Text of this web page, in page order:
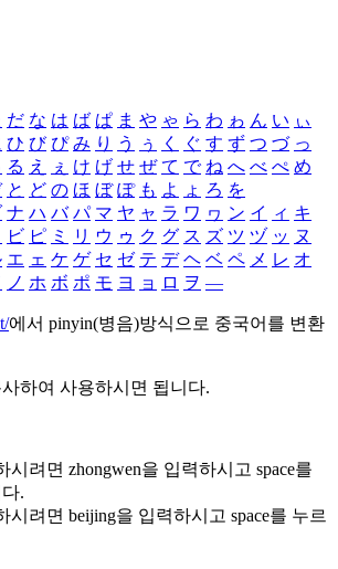
だ な は ば ぱ ま や ゃ ら わ ゎ ん い ぃ
ひ び ぴ み り う ぅ く ぐ す ず つ づ っ
る え ぇ け げ せ ぜ て で ね へ べ ぺ め
と ど の ほ ぼ ぽ も よ ょ ろ を
ナ ハ バ パ マ ヤ ャ ラ ワ ヮ ン イ ィ キ
ビ ピ ミ リ ウ ゥ ク グ ス ズ ツ ヅ ッ ヌ
エ ェ ケ ゲ セ ゼ テ デ ヘ ベ ペ メ レ オ
ノ ホ ボ ポ モ ヨ ョ ロ ヲ ―
에서 pinyin(병음)방식으로 중국어를 변환
하여 사용하시면 됩니다.
시려면 zhongwen을 입력하시고 space를
.
시려면 beijing을 입력하시고 space를 누르